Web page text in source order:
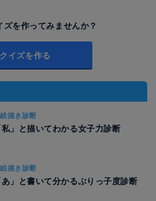
ズを作ってみませんか？
クイズを作る
描き診断
私」と描いてわかる女子力診断
描き診断
あ」と書いて分かるぶりっ子度診断